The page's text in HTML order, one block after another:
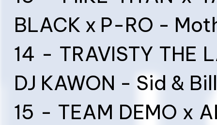
BLACK x P-RO -
14 - TRAVISTY THE
DJ KAWON - Sid &
15 - TEAM DEMO x